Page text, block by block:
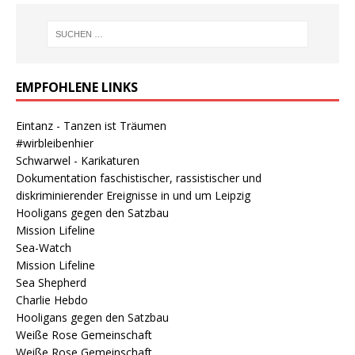
EMPFOHLENE LINKS
Eintanz - Tanzen ist Träumen
#wirbleibenhier
Schwarwel - Karikaturen
Dokumentation faschistischer, rassistischer und
diskriminierender Ereignisse in und um Leipzig
Hooligans gegen den Satzbau
Mission Lifeline
Sea-Watch
Mission Lifeline
Sea Shepherd
Charlie Hebdo
Hooligans gegen den Satzbau
Weiße Rose Gemeinschaft